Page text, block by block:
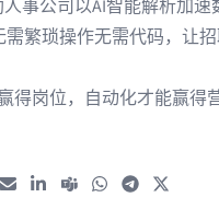
人事公司以AI智能解析加
需繁琐操作无需代码，让招
得岗位，自动化才能赢得
制链接电子邮件LinkedIn
Teams WhatsAppTelegram